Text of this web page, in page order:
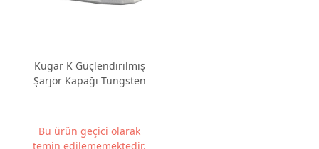
Kugar K Güçlendirilmiş
Şarjör Kapağı Tungsten
Bu ürün geçici olarak
temin edilememektedir.